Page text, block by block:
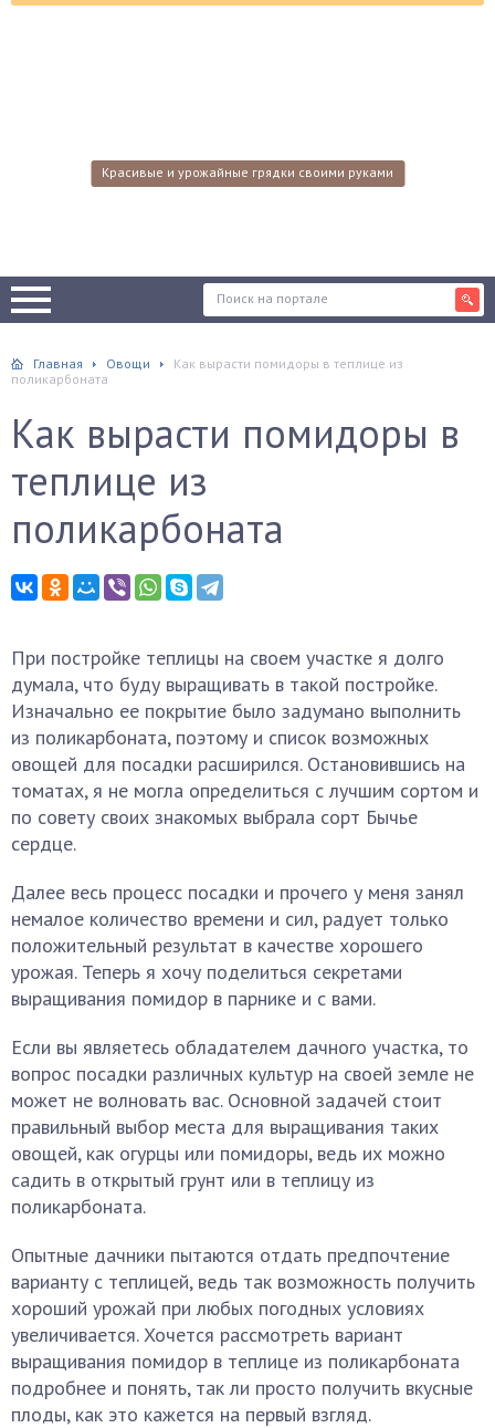
Красивые и урожайные грядки своими руками
Главная Овощи
Как вырасти помидоры в теплице из
поликарбоната
Как вырасти помидоры в
теплице из
поликарбоната
При постройке теплицы на своем участке я долго
думала, что буду выращивать в такой постройке.
Изначально ее покрытие было задумано выполнить
из поликарбоната, поэтому и список возможных
овощей для посадки расширился. Остановившись на
томатах, я не могла определиться с лучшим сортом и
по совету своих знакомых выбрала сорт Бычье
сердце.
Далее весь процесс посадки и прочего у меня занял
немалое количество времени и сил, радует только
положительный результат в качестве хорошего
урожая. Теперь я хочу поделиться секретами
выращивания помидор в парнике и с вами.
Если вы являетесь обладателем дачного участка, то
вопрос посадки различных культур на своей земле не
может не волновать вас. Основной задачей стоит
правильный выбор места для выращивания таких
овощей, как огурцы или помидоры, ведь их можно
садить в открытый грунт или в теплицу из
поликарбоната.
Опытные дачники пытаются отдать предпочтение
варианту с теплицей, ведь так возможность получить
хороший урожай при любых погодных условиях
увеличивается. Хочется рассмотреть вариант
выращивания помидор в теплице из поликарбоната
подробнее и понять, так ли просто получить вкусные
плоды, как это кажется на первый взгляд.